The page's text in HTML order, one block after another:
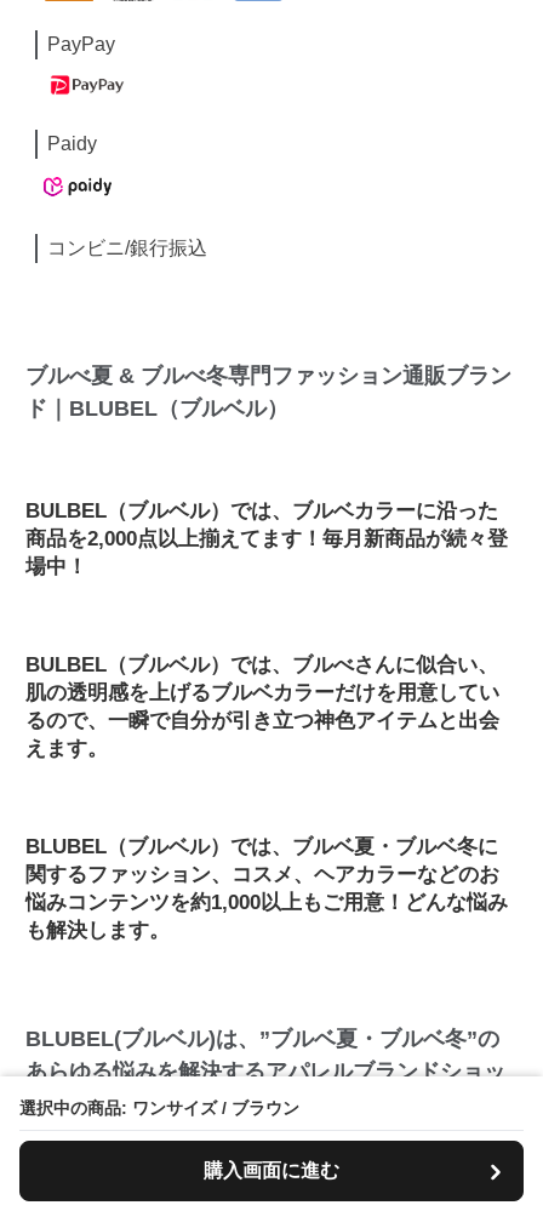
選択中の商品: ワンサイズ / ブラウン
購入画面に進む
PayPay
Paidy
コンビニ/銀行振込
ブルべ夏 & ブルべ冬専門ファッション通販ブラン
ド｜BLUBEL（ブルベル）
BULBEL（ブルベル）では、ブルベカラーに沿った
商品を2,000点以上揃えてます！毎月新商品が続々登
場中！
BULBEL（ブルベル）では、ブルべさんに似合い、
肌の透明感を上げるブルベカラーだけを用意してい
るので、一瞬で自分が引き立つ神色アイテムと出会
えます。
BLUBEL（ブルベル）では、ブルベ夏・ブルベ冬に
関するファッション、コスメ、ヘアカラーなどのお
悩みコンテンツを約1,000以上もご用意！どんな悩み
も解決します。
BLUBEL(ブルベル)は、”ブルベ夏・ブルベ冬”の
あらゆる悩みを解決するアパレルブランドショッ
プです。
皆さんは誰でも、「パーソナルカラー」という、その人